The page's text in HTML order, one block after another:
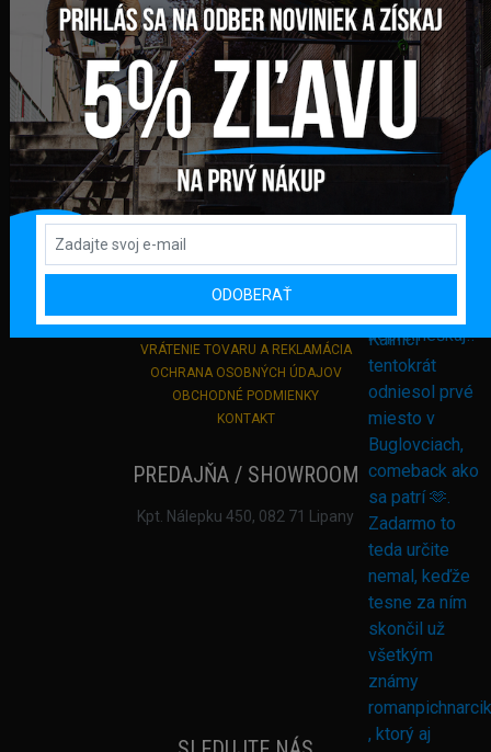
Námestie sv. Martina 708/30
082 71 Lipany
Slovensko
+421 948 374 905
info@bmxshop.sk
Podporujeme online platby
DÔLEŽITÉ ODKAZY
REGISTRÁCIA
DODANIE TOVARU A PLATBA
VRÁTENIE TOVARU A REKLAMÁCIA
OCHRANA OSOBNÝCH ÚDAJOV
OBCHODNÉ PODMIENKY
KONTAKT
PREDAJŇA / SHOWROOM
Kpt. Nálepku 450, 082 71 Lipany
ODOBERAŤ